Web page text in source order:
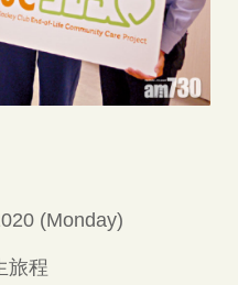
(Monday)
旅程